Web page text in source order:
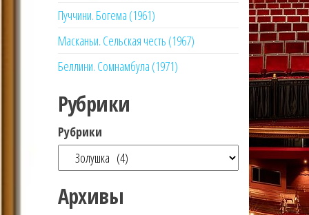
Пуччини. Богема (1961)
Масканьи. Сельская честь (1967)
Беллини. Сомнамбула (1971)
Рубрики
Рубрики
Архивы